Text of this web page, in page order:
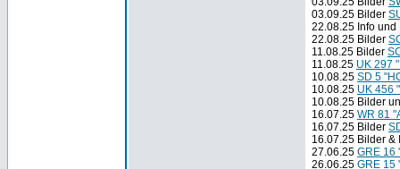
03.09.25 Bilder
22.08.25 Info
22.08.25 Bilder
11.08.25 Bilder
11.08.25 UK 297
10.08.25 SD 5
10.08.25 UK 456
10.08.25 Bilder
16.07.25 WR 81
16.07.25 Bilder
16.07.25 Bilder &
27.06.25 GRE 16
26.06.25 GRE 15